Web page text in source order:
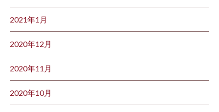
2021年1月
2020年12月
2020年11月
2020年10月